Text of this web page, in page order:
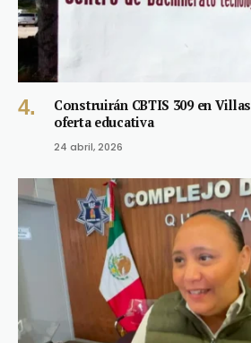
Construirán CBTIS 309 en
oferta educativa
24 abril, 2026